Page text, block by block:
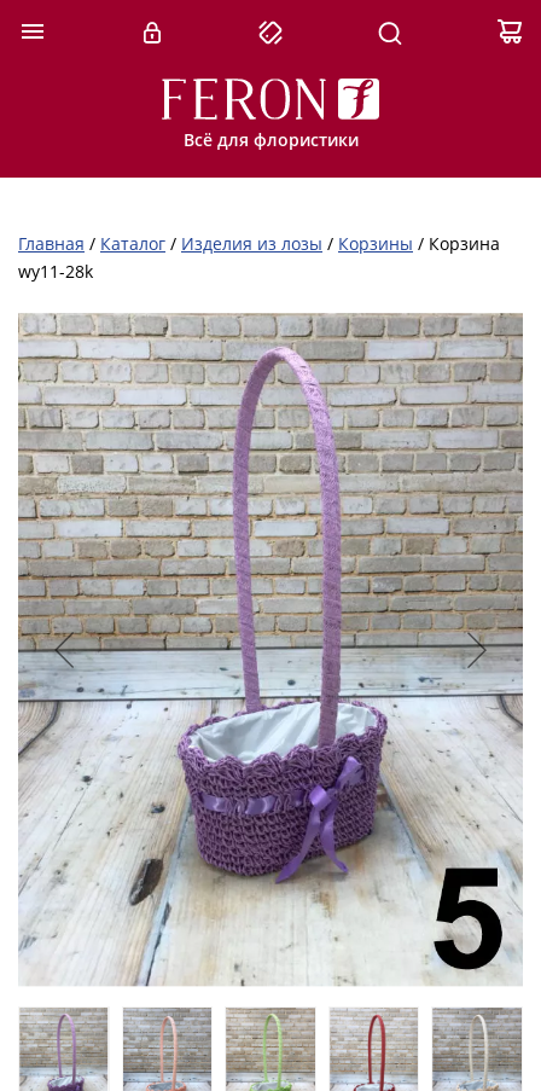
Всё для флористики
Главная / Каталог / Изделия из лозы / Корзины / Корзина
wy11-28k